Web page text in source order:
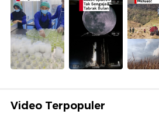
Video Terpopuler